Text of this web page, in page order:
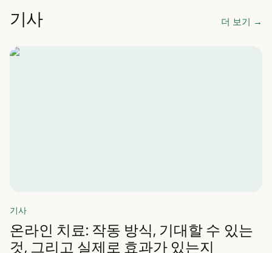
기사 더 보기 →
기사
온라인 치료: 작동 방식, 기대할 수 있는
것, 그리고 실제로 효과가 있는지